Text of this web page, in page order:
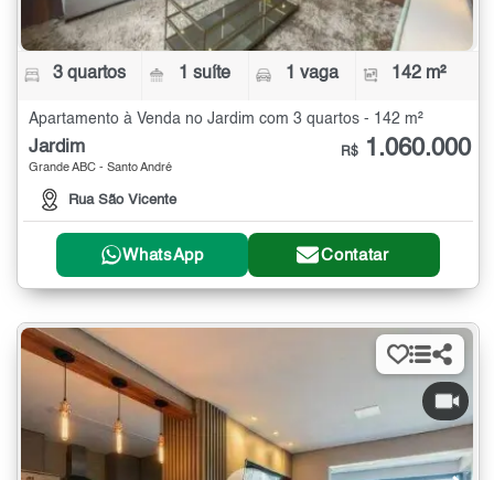
3 quartos 1 suíte 1 vaga 142 m²
Apartamento à Venda no Jardim com 3 quartos - 142 m²
Jardim
Grande ABC - Santo André
Rua São Vicente
R$ 1.060.000
WhatsApp Contatar